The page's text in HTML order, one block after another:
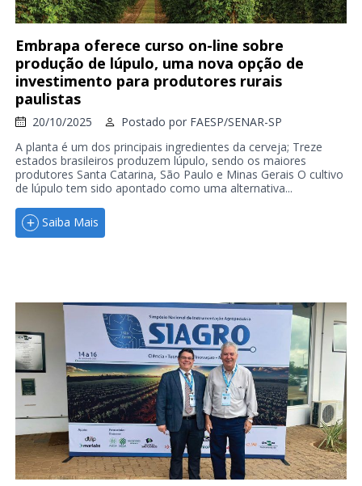
Embrapa oferece curso on-line sobre
produção de lúpulo, uma nova opção de
investimento para produtores rurais
paulistas
20/10/2025 Postado por FAESP/SENAR-SP
A planta é um dos principais ingredientes da cerveja; Treze
estados brasileiros produzem lúpulo, sendo os maiores
produtores Santa Catarina, São Paulo e Minas Gerais O cultivo
de lúpulo tem sido apontado como uma alternativa...
Saiba Mais